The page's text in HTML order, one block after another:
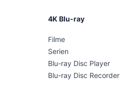
4K Blu-ray
Filme
Serien
Blu-ray Disc Player
Blu-ray Disc Recorder